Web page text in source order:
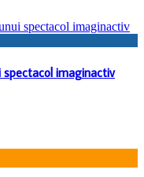
spectacol imaginactiv